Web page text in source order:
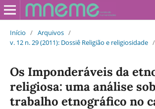
Início / Arquivos /
v. 12 n. 29 (2011): Dossiê Religião e religiosidade /
Os Imponderáveis da
religiosa: uma análise
trabalho etnográfico no